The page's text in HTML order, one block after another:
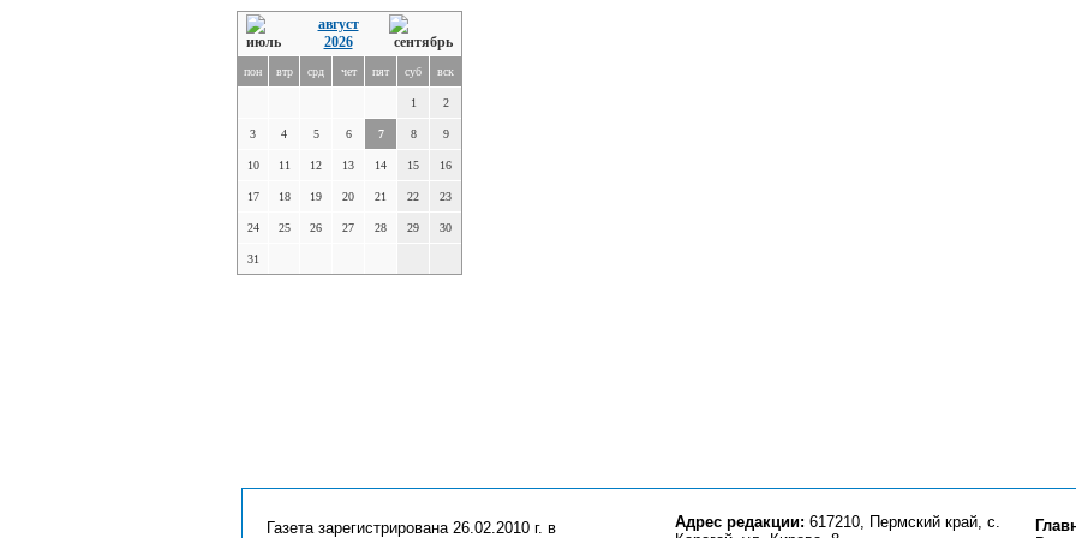
август
2026
пон втр срд чет пят суб вск
1 2
3 4 5 6 7 8 9
10 11 12 13 14 15 16
17 18 19 20 21 22 23
24 25 26 27 28 29 30
31
Газета зарегистрирована 26.02.2010 г. в
Адрес редакции: 617210, Пермский край, с.